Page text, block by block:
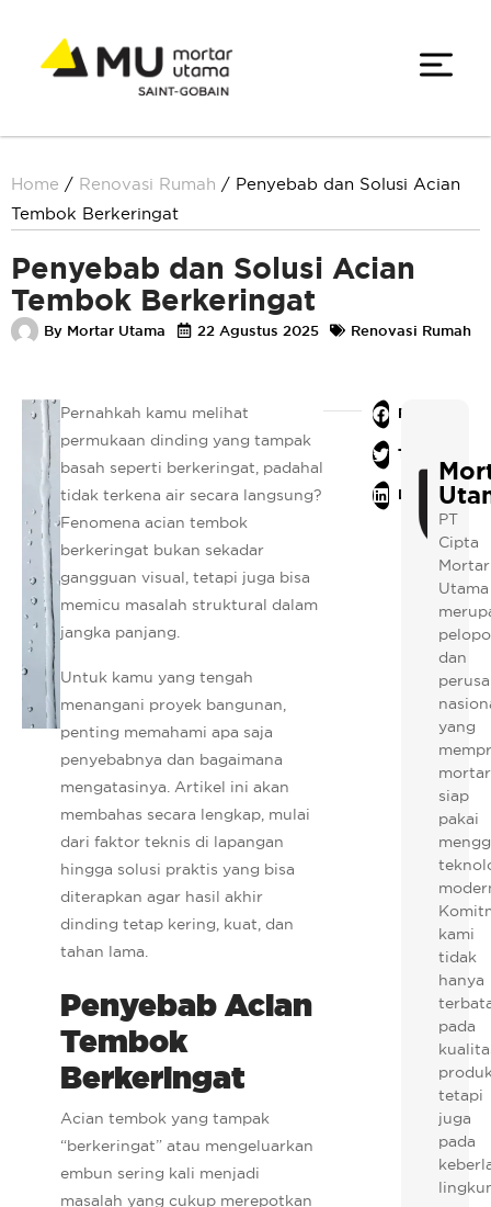
Home / Renovasi Rumah / Penyebab dan Solusi Acian
Tembok Berkeringat
Penyebab dan Solusi Acian
Tembok Berkeringat
By Mortar Utama 22 Agustus 2025 Renovasi Rumah
Pernahkah kamu melihat
permukaan dinding yang tampak
basah seperti berkeringat, padahal
tidak terkena air secara langsung?
Fenomena acian tembok
berkeringat bukan sekadar
gangguan visual, tetapi juga bisa
memicu masalah struktural dalam
jangka panjang.
Untuk kamu yang tengah
menangani proyek bangunan,
penting memahami apa saja
penyebabnya dan bagaimana
mengatasinya. Artikel ini akan
membahas secara lengkap, mulai
dari faktor teknis di lapangan
hingga solusi praktis yang bisa
diterapkan agar hasil akhir
dinding tetap kering, kuat, dan
tahan lama.
Penyebab Acian
Tembok
Berkeringat
Acian tembok yang tampak
“berkeringat” atau mengeluarkan
embun sering kali menjadi
masalah yang cukup merepotkan
Facebook
Twitter
LinkedIn
PT
Cipta
Mortar
Utama
dan
yang
mortar
siap
pakai
kami
tidak
hanya
pada
tetapi
juga
pada